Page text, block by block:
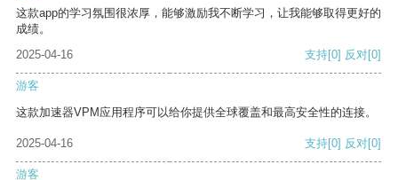
这款app的学习氛围很浓厚，能够激励我不断学习，让我能够取得更好的
成绩。
2025-04-16
支持[0] 反对[0]
游客
这款加速器VPM应用程序可以给你提供全球覆盖和最高安全性的连接。
2025-04-16 支持[0] 反对[0]
游客